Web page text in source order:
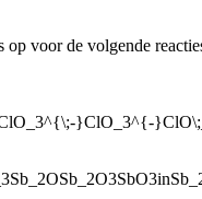
te langzaam
niet
op voor de volgende
}ClO_3^{-
in